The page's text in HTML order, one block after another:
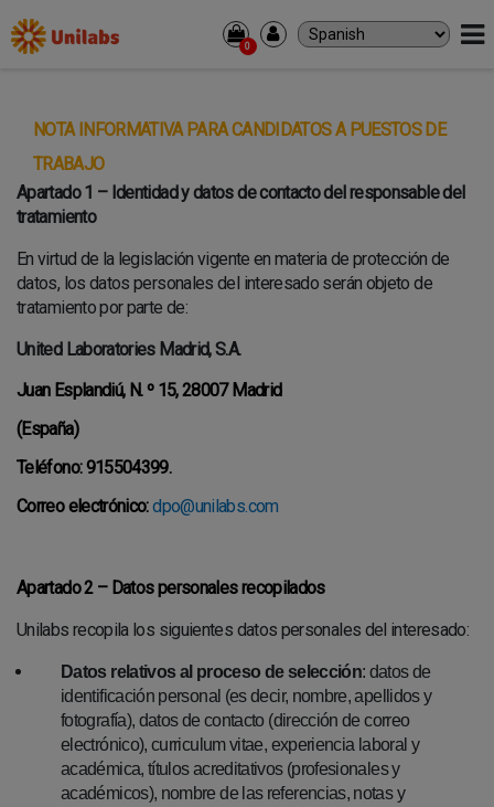
ANÁLISIS Y RECOGIDA DE MUESTRAS
PROFESIONALES
ANÁLISIS Y RECOGIDA DE MUESTRAS
RESULTADOS
DONDE ESTAMOS
SOBRE NOSOTROS
CULTURA
EMPLEO
CONTACTO
NOTICIAS
RADIOLOGÍA
RESONANCIA MAGNÉTICA
0
NOTA INFORMATIVA PARA CANDIDATOS A PUESTOS DE
TRABAJO
Apartado 1 – Identidad y datos de contacto del responsable del
tratamiento
En virtud de la legislación vigente en materia de protección de
datos, los datos personales del interesado serán objeto de
tratamiento por parte de:
United Laboratories Madrid, S.A.
Juan Esplandiú, N. º 15, 28007 Madrid
(España)
Teléfono: 915504399.
Correo electrónico:dpo@unilabs.com
Apartado 2 – Datos personales recopilados
Unilabs recopila los siguientes datos personales del interesado:
Datos relativos al proceso de selección: datos de
identificación personal (es decir, nombre, apellidos y
fotografía), datos de contacto (dirección de correo
electrónico), curriculum vitae, experiencia laboral y
académica, títulos acreditativos (profesionales y
académicos), nombre de las referencias, notas y